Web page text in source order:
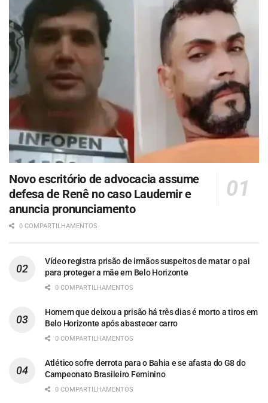
Novo escritório de advocacia assume
defesa de Renê no caso Laudemir e
anuncia pronunciamento
0 COMPARTILHAMENTOS
Vídeo registra prisão de irmãos suspeitos de matar o pai
para proteger a mãe em Belo Horizonte
0 COMPARTILHAMENTOS
Homem que deixou a prisão há três dias é morto a tiros em
Belo Horizonte após abastecer carro
0 COMPARTILHAMENTOS
Atlético sofre derrota para o Bahia e se afasta do G8 do
Campeonato Brasileiro Feminino
0 COMPARTILHAMENTOS